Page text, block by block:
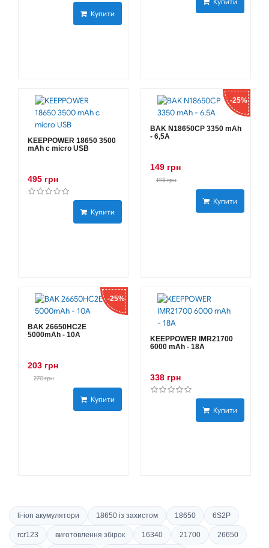
Купити
KEEPPOWER 18650 3500
mAh с micro USB
495 грн
Купити
-25%
BAK N18650CP 3350 mAh
- 6,5А
149 грн
198 грн
Купити
-25%
BAK 26650HC2E
5000mAh - 10А
203 грн
270 грн
Купити
KEEPPOWER IMR21700
6000 mAh - 18А
338 грн
Купити
li-ion акумулятори 18650 із захистом 18650 6S2P
rcr123 виготовлення збірок 16340 21700 26650